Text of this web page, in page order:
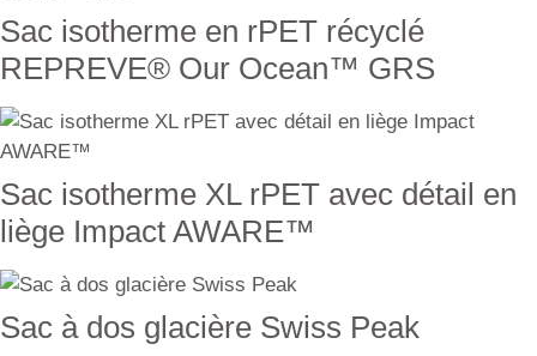
Sac isotherme en rPET récyclé
REPREVE® Our Ocean™ GRS
Sac isotherme XL rPET avec détail en
liège Impact AWARE™
Sac à dos glacière Swiss Peak